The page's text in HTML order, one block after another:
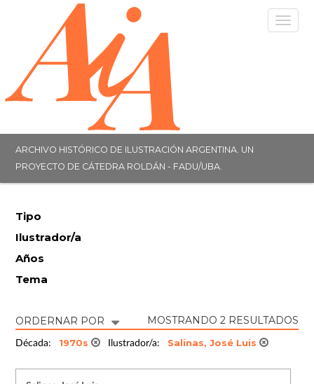
ARCHIVO HISTÓRICO DE ILUSTRACIÓN ARGENTINA. UN
PROYECTO DE CÁTEDRA ROLDÁN - FADU/UBA.
Tipo
Ilustrador/a
Años
Tema
ORDERNAR POR MOSTRANDO 2 RESULTADOS
Década: 1970s Ilustrador/a: Salinas, José Luis